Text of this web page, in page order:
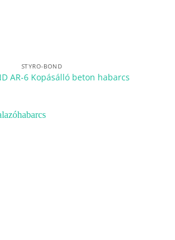
STYRO-BOND
AR-6 Kopásálló beton habarcs